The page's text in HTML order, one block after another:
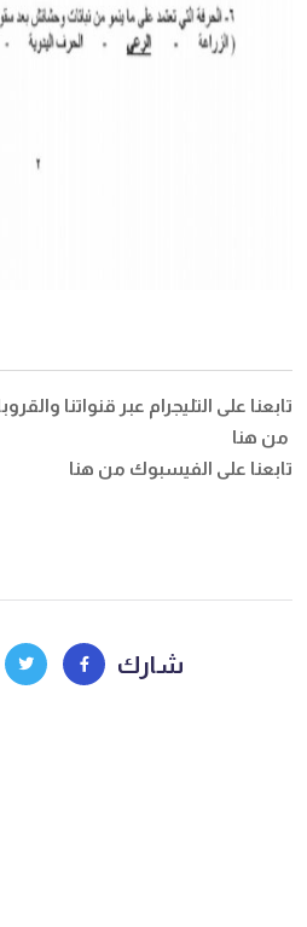
تابعنا على التليجرام عبر قنواتنا
من هنا
تابعنا على الفيسبوك من هنا
شارك